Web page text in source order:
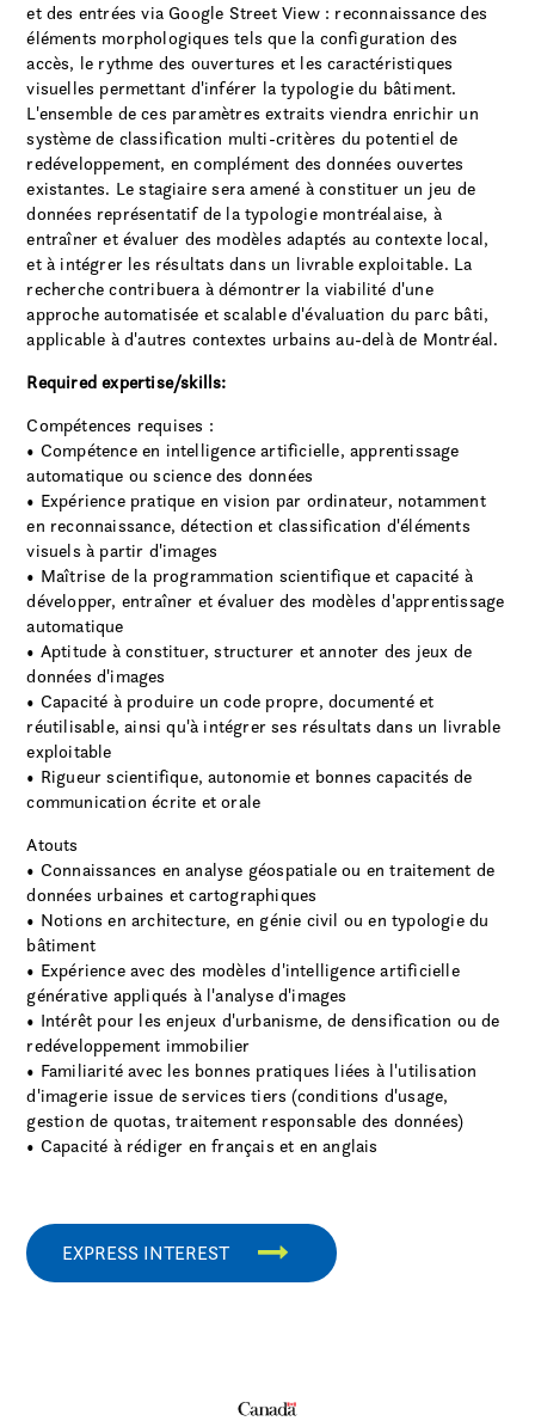
et des entrées via Google Street View : reconnaissance des
éléments morphologiques tels que la configuration des
accès, le rythme des ouvertures et les caractéristiques
visuelles permettant d'inférer la typologie du bâtiment.
L'ensemble de ces paramètres extraits viendra enrichir un
système de classification multi-critères du potentiel de
redéveloppement, en complément des données ouvertes
existantes. Le stagiaire sera amené à constituer un jeu de
données représentatif de la typologie montréalaise, à
entraîner et évaluer des modèles adaptés au contexte local,
et à intégrer les résultats dans un livrable exploitable. La
recherche contribuera à démontrer la viabilité d'une
approche automatisée et scalable d'évaluation du parc bâti,
applicable à d'autres contextes urbains au-delà de Montréal.
Required expertise/skills:
Compétences requises :
• Compétence en intelligence artificielle, apprentissage
automatique ou science des données
• Expérience pratique en vision par ordinateur, notamment
en reconnaissance, détection et classification d'éléments
visuels à partir d'images
• Maîtrise de la programmation scientifique et capacité à
développer, entraîner et évaluer des modèles d'apprentissage
automatique
• Aptitude à constituer, structurer et annoter des jeux de
données d'images
• Capacité à produire un code propre, documenté et
réutilisable, ainsi qu'à intégrer ses résultats dans un livrable
exploitable
• Rigueur scientifique, autonomie et bonnes capacités de
communication écrite et orale
Atouts
• Connaissances en analyse géospatiale ou en traitement de
données urbaines et cartographiques
• Notions en architecture, en génie civil ou en typologie du
bâtiment
• Expérience avec des modèles d'intelligence artificielle
générative appliqués à l'analyse d'images
• Intérêt pour les enjeux d'urbanisme, de densification ou de
redéveloppement immobilier
• Familiarité avec les bonnes pratiques liées à l'utilisation
d'imagerie issue de services tiers (conditions d'usage,
gestion de quotas, traitement responsable des données)
• Capacité à rédiger en français et en anglais
EXPRESS INTEREST